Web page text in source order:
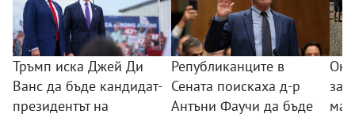
Тръмп иска Джей Ди
Ванс да бъде кандидат-
президентът на
Републиканците в
Сената поискаха д-р
Антъни Фаучи да бъде